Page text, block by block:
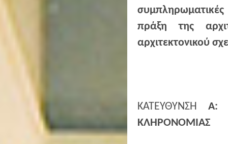
πράξη της
αρχιτεκτονικού
ΚΑΤΕΥΘΥΝΣΗ
Α:
ΚΛΗΡΟΝΟΜΙΑΣ